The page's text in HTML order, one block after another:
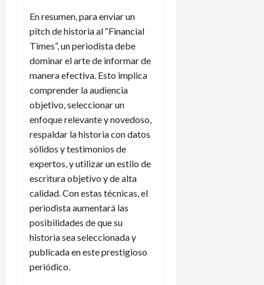
En resumen, para enviar un
pitch de historia al “Financial
Times”, un periodista debe
dominar el arte de informar de
manera efectiva. Esto implica
comprender la audiencia
objetivo, seleccionar un
enfoque relevante y novedoso,
respaldar la historia con datos
sólidos y testimonios de
expertos, y utilizar un estilo de
escritura objetivo y de alta
calidad. Con estas técnicas, el
periodista aumentará las
posibilidades de que su
historia sea seleccionada y
publicada en este prestigioso
periódico.